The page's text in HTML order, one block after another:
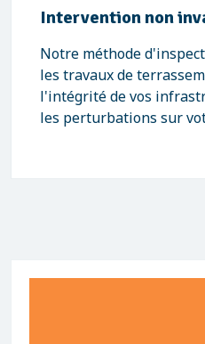
Intervention non
Notre méthode
les travaux de
l'intégrité de vos
les perturbations sur